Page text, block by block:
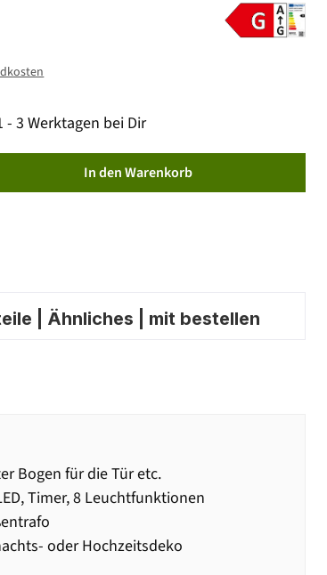
3 Werktagen bei Dir
In den Warenkorb
| Ähnliches | mit bestellen
Bogen für die Tür etc.
Timer, 8 Leuchtfunktionen
oder Hochzeitsdeko